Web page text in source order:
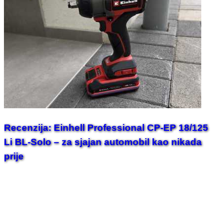
Recenzija: Einhell Professional CP-EP 18/125
Li BL-Solo – za sjajan automobil kao nikada
prije